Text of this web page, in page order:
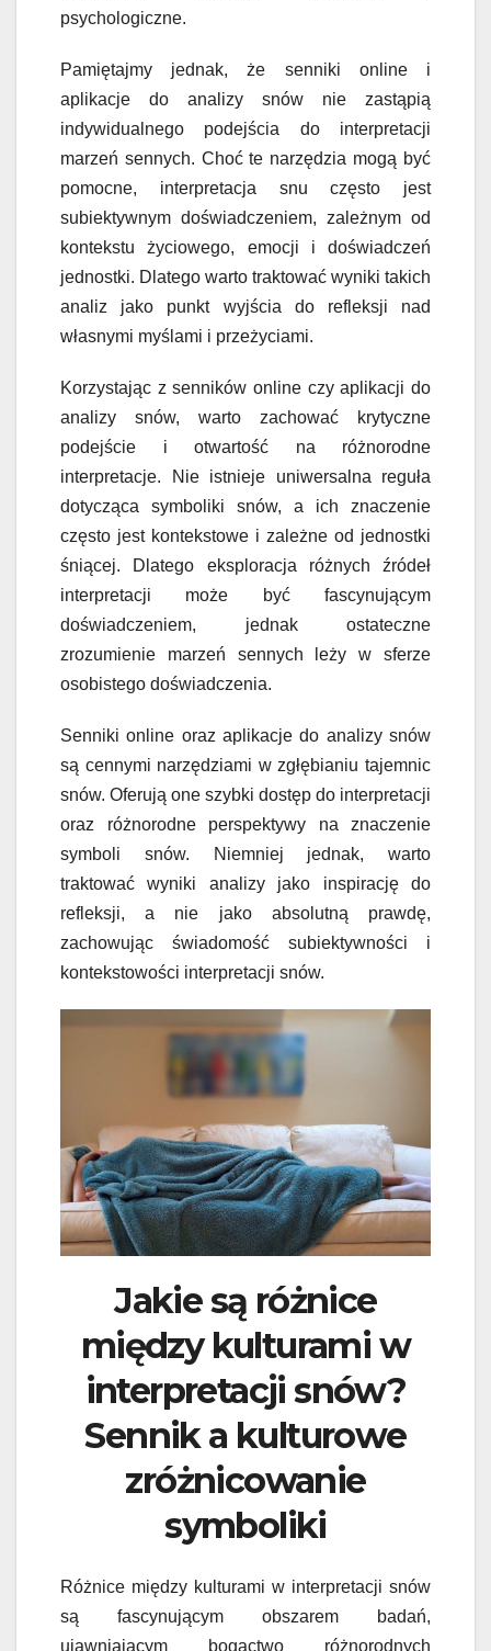
psychologiczne.
Pamiętajmy jednak, że senniki online i
aplikacje do analizy snów nie zastąpią
indywidualnego podejścia do interpretacji
marzeń sennych. Choć te narzędzia mogą być
pomocne, interpretacja snu często jest
subiektywnym doświadczeniem, zależnym od
kontekstu życiowego, emocji i doświadczeń
jednostki. Dlatego warto traktować wyniki takich
analiz jako punkt wyjścia do refleksji nad
własnymi myślami i przeżyciami.
Korzystając z senników online czy aplikacji do
analizy snów, warto zachować krytyczne
podejście i otwartość na różnorodne
interpretacje. Nie istnieje uniwersalna reguła
dotycząca symboliki snów, a ich znaczenie
często jest kontekstowe i zależne od jednostki
śniącej. Dlatego eksploracja różnych źródeł
interpretacji może być fascynującym
doświadczeniem, jednak ostateczne
zrozumienie marzeń sennych leży w sferze
osobistego doświadczenia.
Senniki online oraz aplikacje do analizy snów
są cennymi narzędziami w zgłębianiu tajemnic
snów. Oferują one szybki dostęp do interpretacji
oraz różnorodne perspektywy na znaczenie
symboli snów. Niemniej jednak, warto
traktować wyniki analizy jako inspirację do
refleksji, a nie jako absolutną prawdę,
zachowując świadomość subiektywności i
kontekstowości interpretacji snów.
Jakie są różnice
między kulturami w
interpretacji snów?
Sennik a kulturowe
zróżnicowanie
symboliki
Różnice między kulturami w interpretacji snów
są fascynującym obszarem badań,
ujawniającym bogactwo różnorodnych